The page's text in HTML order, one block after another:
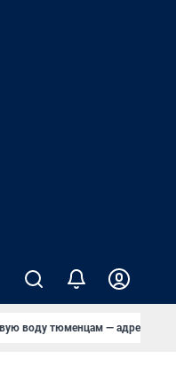
воду тюменцам — адреса